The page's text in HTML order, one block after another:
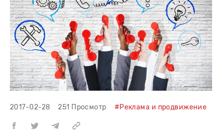
2017-02-28 251 Просмотр #Реклама и продвижение